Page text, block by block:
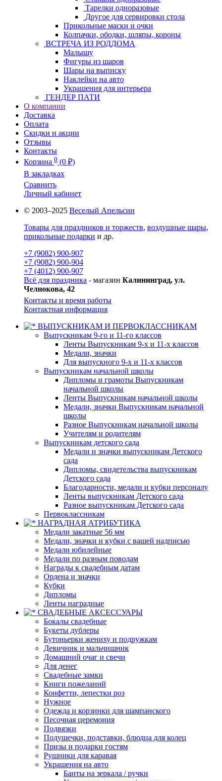
Тарелки одноразовые
Другое для сервировки стола
Прикольные маски и очки
Колпачки, ободки, шляпы, короны
ВСТРЕЧА ИЗ РОДДОМА
Малышу
Фигуры из шаров
Шары на выписку
Наклейки на авто
Украшения для интерьера
ГЕНДЕР ПАТИ
О компании
Доставка
Оплата
Скидки и акции
Отзывы
Контакты
Корзина 0 (0 ₽)
В закладках
Сравнить
Личный кабинет
© 2003–2025 Веселый Апельсин
Товары для праздников и торжеств, воздушные шары,
прикольные подарки и др.
+7 (9082) 900-907
+7 (9082) 900-904
+7 (4012) 900-907
Всё для праздника - магазин Калининград, ул.
Челнокова, 42
Контакты и время работы
Контактная информация
ВЫПУСКНИКАМ И ПЕРВОКЛАССНИКАМ
Выпускникам 9-го и 11-го классов
Ленты Выпускникам 9-х и 11-х классов
Медали, значки
Для выпускного 9-х и 11-х классов
Выпускникам начальной школы
Дипломы и грамоты Выпускникам
начальной школы
Ленты Выпускникам начальной школы
Медали, значки Выпускникам начальной
школы
Разное Выпускникам начальной школы
Учителям и родителям
Выпускникам детского сада
Медали и значки выпускникам Детского
сада
Дипломы, свидетельства выпускникам
Детского сада
Благодарности, медали и кубки персоналу
Ленты выпускникам Детского сада
Разное выпускникам Детского сада
Первоклассникам
НАГРАДНАЯ АТРИБУТИКА
Медали закатные 56 мм
Медали, значки и кубки с вашей надписью
Медали юбилейные
Медали по разным поводам
Награды к свадебным датам
Ордена и значки
Кубки
Дипломы
Ленты наградные
СВАДЕБНЫЕ АКСЕССУАРЫ
Бокалы свадебные
Букеты дублеры
Бутоньерки жениху и подружкам
Девичник и мальчишник
Домашний очаг и свечи
Для денег
Свадебные замки
Книги пожеланий
Конфетти, лепестки роз
Нужное
Одежда и корзинки для шампанского
Песочная церемония
Подвязки
Подушечки, подставки, блюдца для колец
Призы и подарки гостям
Рушники для каравая
Украшения на авто
Банты на зеркала / ручки